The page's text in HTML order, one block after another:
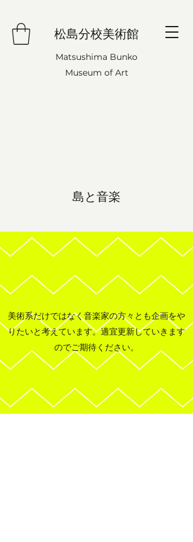
松島分校美術館
Matsushima Bunko
Museum of Art
島と音楽
美術系だけではなく音楽家の方々とも企画をや
りたいと考えています。適宜更新していきます
のでご期待ください。